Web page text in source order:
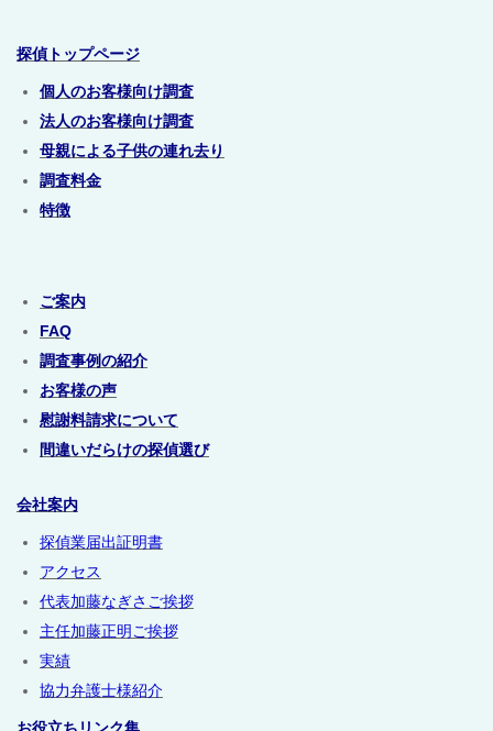
探偵トップページ
個人のお客様向け調査
法人のお客様向け調査
母親による子供の連れ去り
調査料金
特徴
ご案内
FAQ
調査事例の紹介
お客様の声
慰謝料請求について
間違いだらけの探偵選び
会社案内
探偵業届出証明書
アクセス
代表加藤なぎさご挨拶
主任加藤正明ご挨拶
実績
協力弁護士様紹介